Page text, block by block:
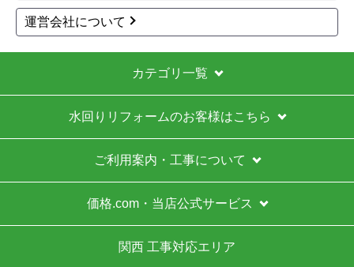
運営会社について
カテゴリ一覧
水回りリフォームのお客様はこちら
ご利用案内・工事について
価格.com・当店公式サービス
関西 工事対応エリア